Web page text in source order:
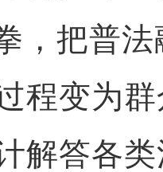
，把普
程变为
解答各